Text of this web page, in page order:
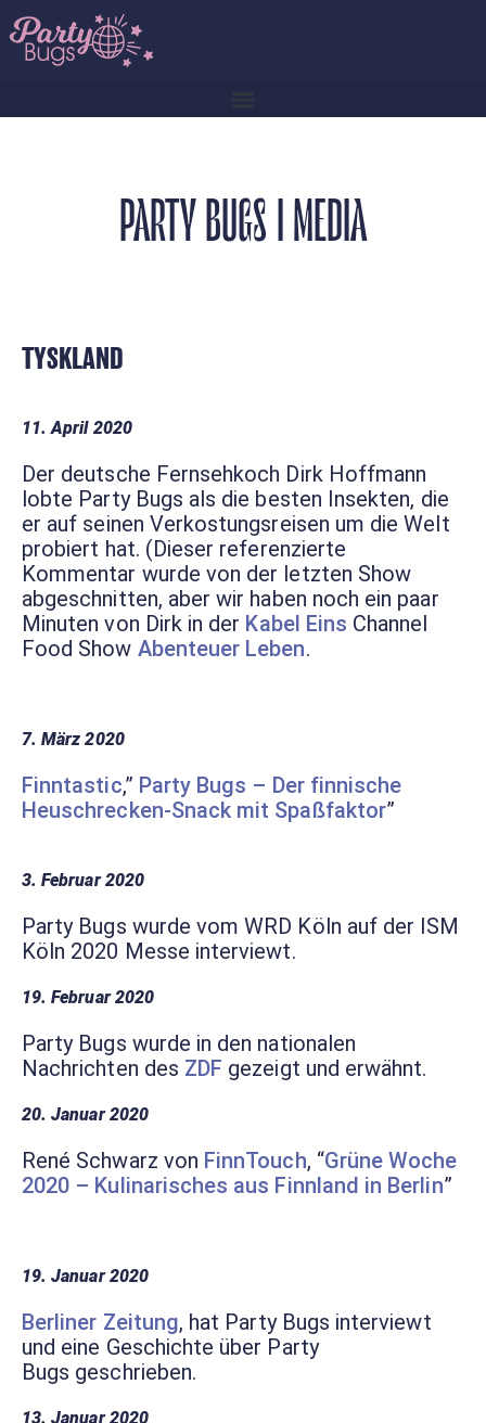
PARTY BUGS I MEDIA
TYSKLAND
11. April 2020
Der deutsche Fernsehkoch Dirk Hoffmann
lobte Party Bugs als die besten Insekten, die
er auf seinen Verkostungsreisen um die Welt
probiert hat. (Dieser referenzierte
Kommentar wurde von der letzten Show
abgeschnitten, aber wir haben noch ein paar
Minuten von Dirk in der Kabel Eins Channel
Food Show Abenteuer Leben.
7. März 2020
Finntastic,” Party Bugs – Der finnische
Heuschrecken-Snack mit Spaßfaktor”
3. Februar 2020
Party Bugs wurde vom WRD Köln auf der ISM
Köln 2020 Messe interviewt.
19. Februar 2020
Party Bugs wurde in den nationalen
Nachrichten des ZDF gezeigt und erwähnt.
20. Januar 2020
René Schwarz von FinnTouch, “Grüne Woche
2020 – Kulinarisches aus Finnland in Berlin”
19. Januar 2020
Berliner Zeitung, hat Party Bugs interviewt
und eine Geschichte über Party
Bugs geschrieben.
13. Januar 2020